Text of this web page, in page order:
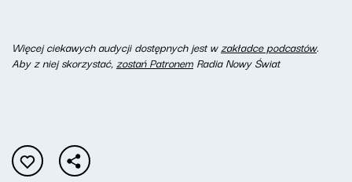
Więcej ciekawych audycji dostępnych jest wzakładce podcastów.
Aby z niej skorzystać,zostań Patronem Radia Nowy Świat